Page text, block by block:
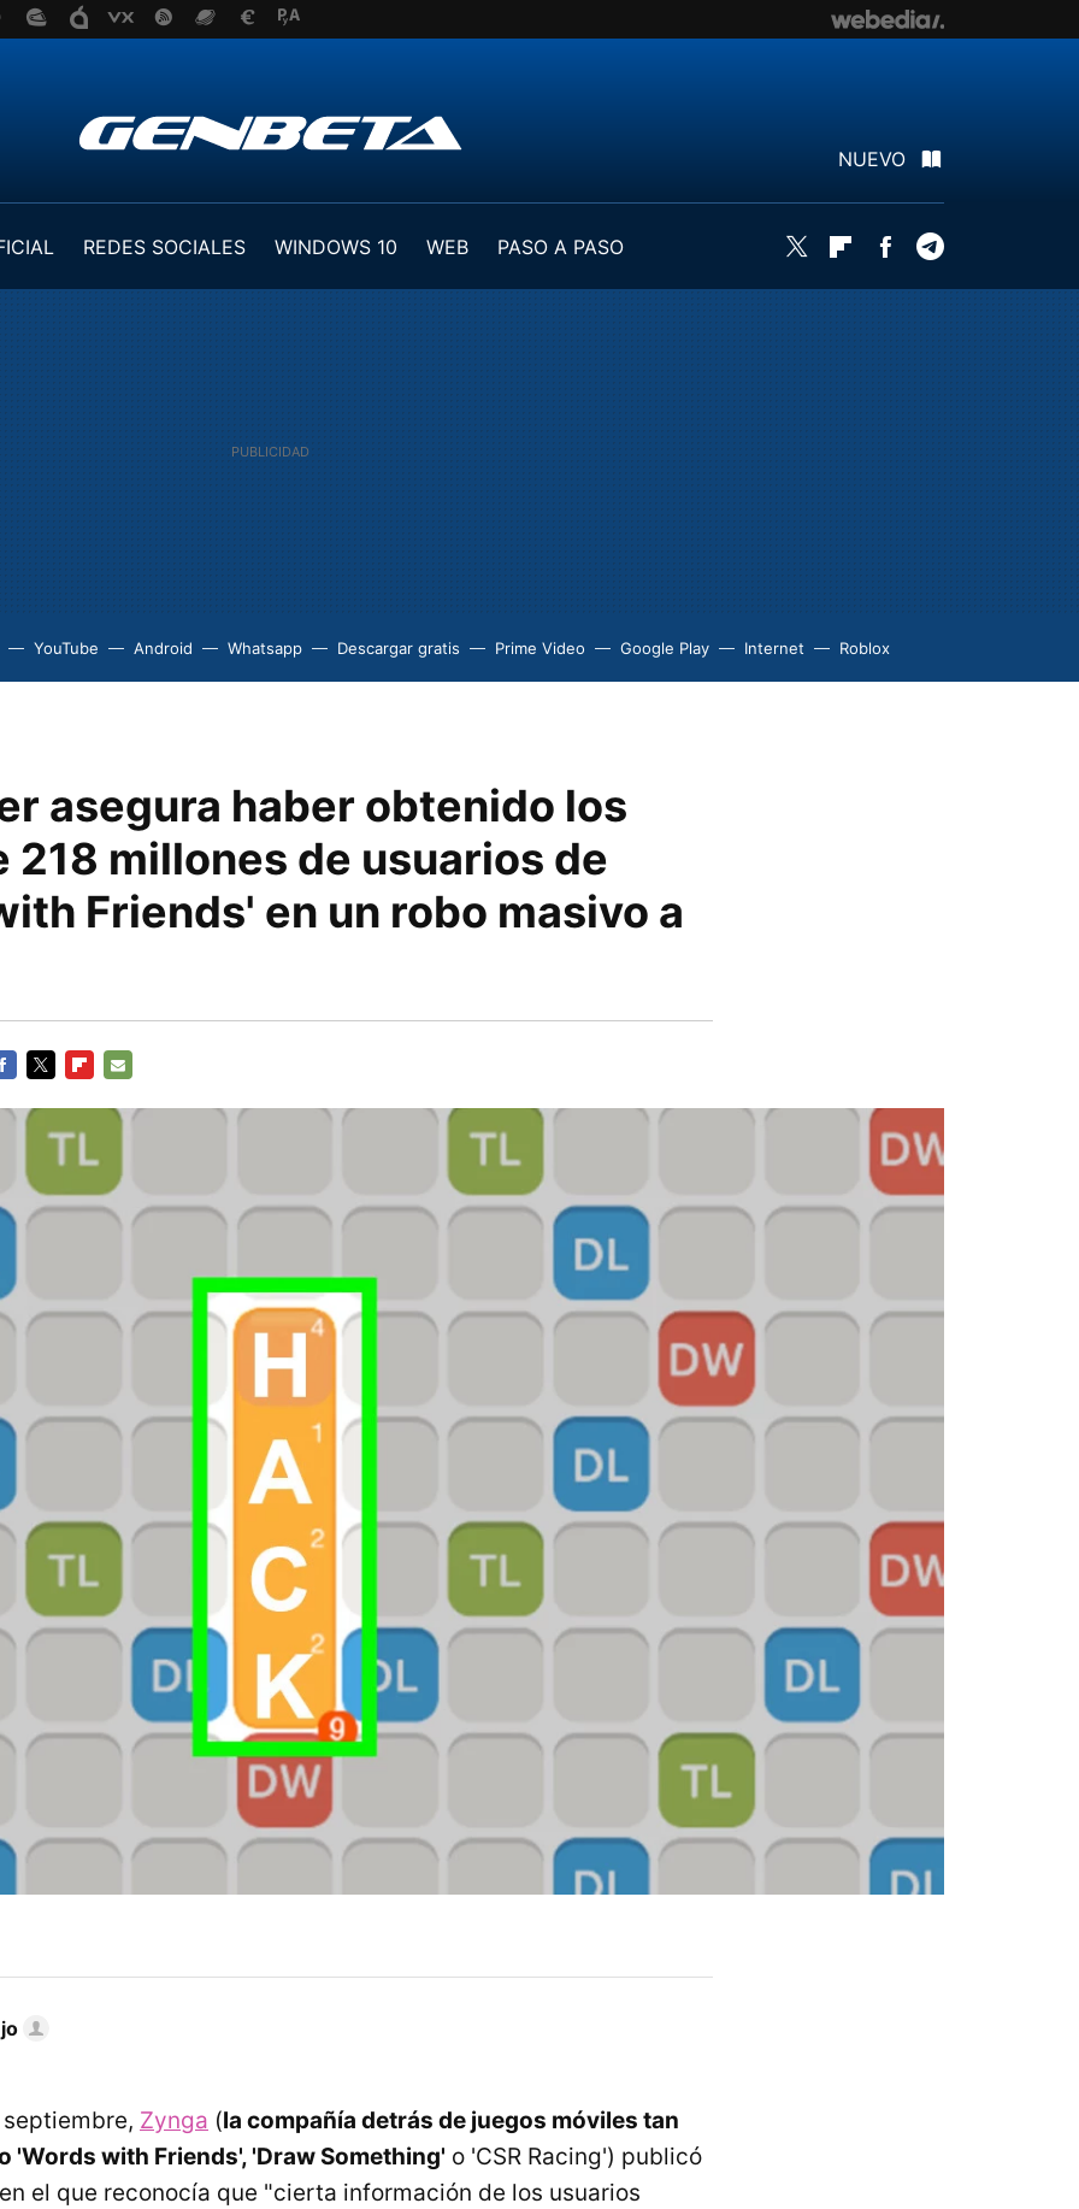
NUEVO
REDES SOCIALES WINDOWS 10 WEB PASO A PASO Twitter FlipboardFacebook
YouTube Android Whatsapp Descargar gratis Prime Video Google Play Internet Roblox
asegura haber obtenido los
218 millones de usuarios de
Friends' en un robo masivo a
MAIL
Zynga (la compañía detrás de juegos móviles tan
'Words with Friends', 'Draw Something' o 'CSR Racing') publicó
el que reconocía que "cierta información de los usuarios